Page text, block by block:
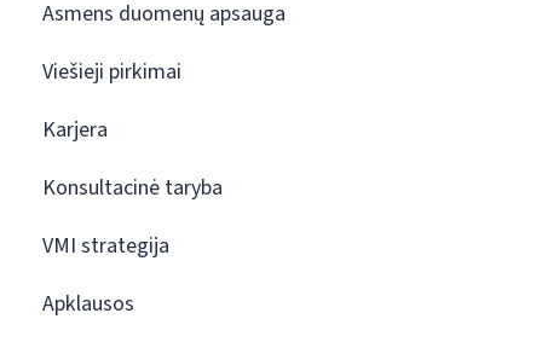
Asmens duomenų apsauga
Viešieji pirkimai
Karjera
Konsultacinė taryba
VMI strategija
Apklausos